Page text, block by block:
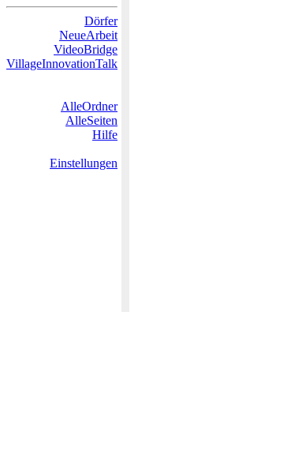
Dörfer
NeueArbeit
VideoBridge
VillageInnovationTalk
AlleOrdner
AlleSeiten
Hilfe
Einstellungen